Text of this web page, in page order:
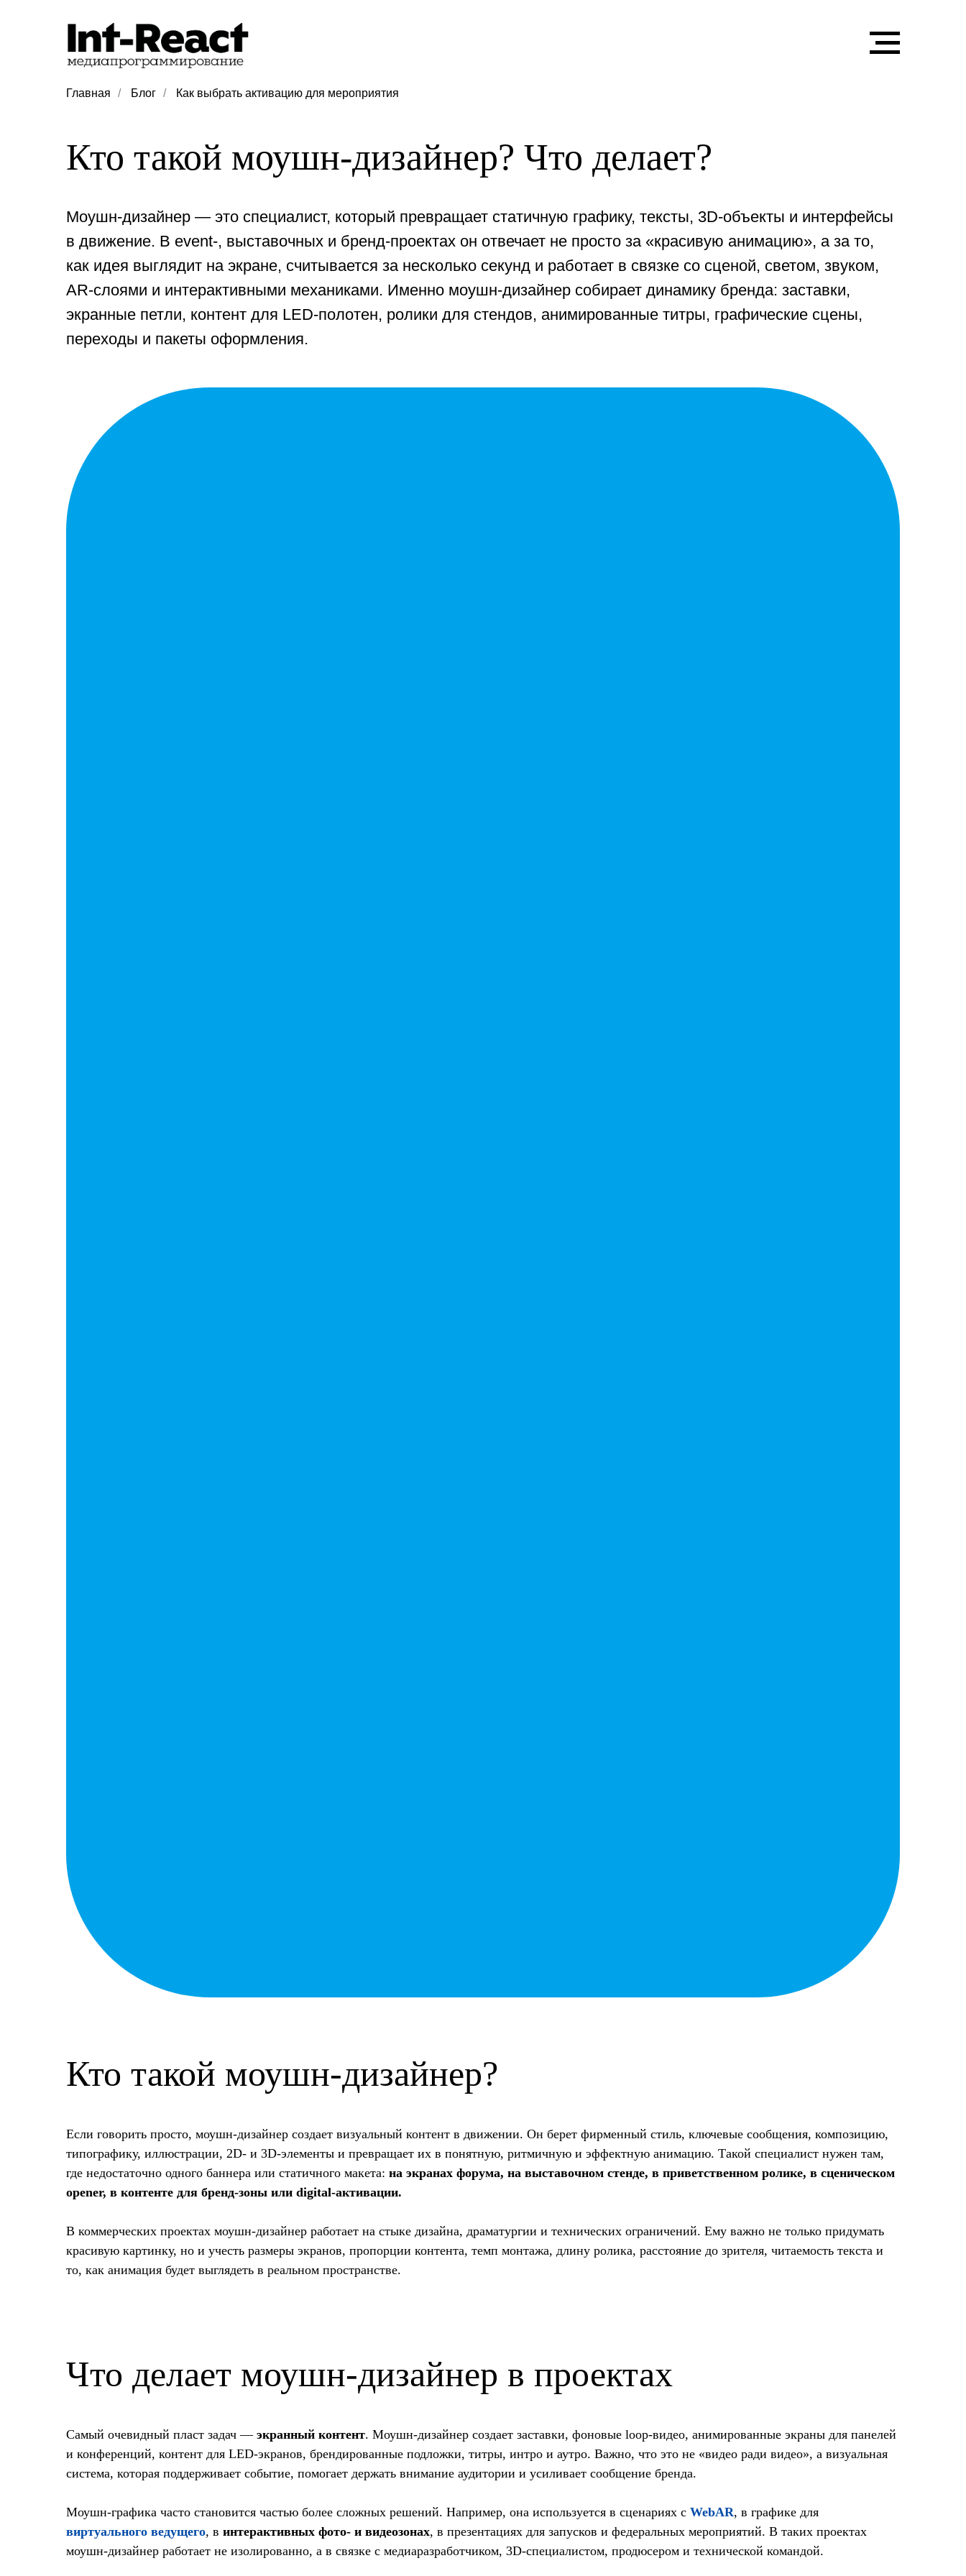
Главная / Блог / Как выбрать активацию для мероприятия
Кто такой моушн-дизайнер? Что делает?
Моушн-дизайнер — это специалист, который превращает статичную графику, тексты, 3D-объекты и интерфейсы
в движение. В event-, выставочных и бренд-проектах он отвечает не просто за «красивую анимацию», а за то,
как идея выглядит на экране, считывается за несколько секунд и работает в связке со сценой, светом, звуком,
AR-слоями и интерактивными механиками. Именно моушн-дизайнер собирает динамику бренда: заставки,
экранные петли, контент для LED-полотен, ролики для стендов, анимированные титры, графические сцены,
переходы и пакеты оформления.
Кто такой моушн-дизайнер?
Если говорить просто, моушн-дизайнер создает визуальный контент в движении. Он берет фирменный стиль, ключевые сообщения, композицию,
типографику, иллюстрации, 2D- и 3D-элементы и превращает их в понятную, ритмичную и эффектную анимацию. Такой специалист нужен там,
где недостаточно одного баннера или статичного макета: на экранах форума, на выставочном стенде, в приветственном ролике, в сценическом
opener, в контенте для бренд-зоны или digital-активации.
В коммерческих проектах моушн-дизайнер работает на стыке дизайна, драматургии и технических ограничений. Ему важно не только придумать
красивую картинку, но и учесть размеры экранов, пропорции контента, темп монтажа, длину ролика, расстояние до зрителя, читаемость текста и
то, как анимация будет выглядеть в реальном пространстве.
Что делает моушн-дизайнер в проектах
Самый очевидный пласт задач — экранный контент. Моушн-дизайнер создает заставки, фоновые loop-видео, анимированные экраны для панелей
и конференций, контент для LED-экранов, брендированные подложки, титры, интро и аутро. Важно, что это не «видео ради видео», а визуальная
система, которая поддерживает событие, помогает держать внимание аудитории и усиливает сообщение бренда.
Моушн-графика часто становится частью более сложных решений. Например, она используется в сценариях с WebAR, в графике для
виртуального ведущего, в интерактивных фото- и видеозонах, в презентациях для запусков и федеральных мероприятий. В таких проектах
моушн-дизайнер работает не изолированно, а в связке с медиаразработчиком, 3D-специалистом, продюсером и технической командой.